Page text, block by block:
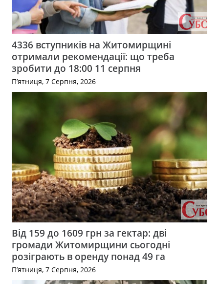
4336 вступників на Житомирщині
отримали рекомендації: що треба
зробити до 18:00 11 серпня
П’ятниця, 7 Серпня, 2026
Від 159 до 1609 грн за гектар: дві
громади Житомирщини сьогодні
розіграють в оренду понад 49 га
П’ятниця, 7 Серпня, 2026